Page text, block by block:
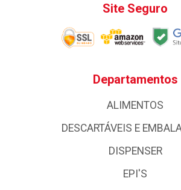
Site Seguro
Departamentos
ALIMENTOS
DESCARTÁVEIS E
DISPENSER
EPI'S